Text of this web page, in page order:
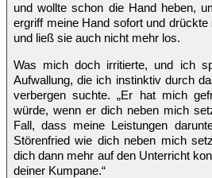
und wollte schon die Hand heben,
ergriff meine Hand sofort und
und ließ sie auch nicht mehr los.
Was mich doch irritierte, und ich
Aufwallung, die ich instinktiv durch
verbergen suchte. „Er hat mich
würde, wenn er dich neben mich
Fall, dass meine Leistungen
Störenfried wie dich neben mich
dich dann mehr auf den Unterricht
deiner Kumpane.“